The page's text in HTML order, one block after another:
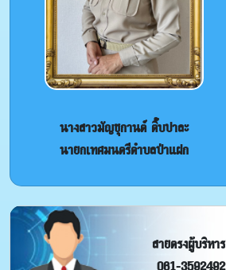
นางสาวมัญชุกานต์ ติ๊บปาละ
นายกเทศมนตรีตำบลป่าแฝก
สายตรงผู้บริหาร
061-3592492